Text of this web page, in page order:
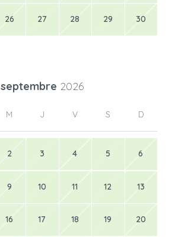
26 27 28 29 30
septembre 2026
M J V S D
2 3 4 5 6
9 10 11 12 13
16 17 18 19 20